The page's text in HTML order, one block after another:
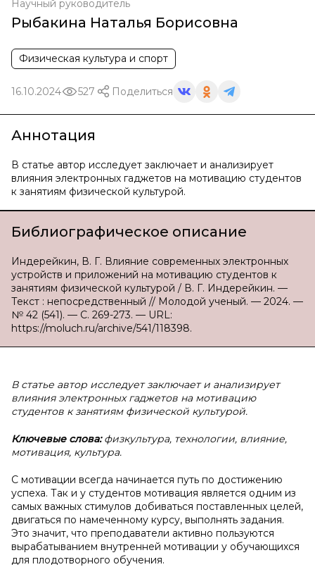
Научный руководитель
Рыбакина Наталья Борисовна
Физическая культура и спорт
16.10.2024 527 Поделиться
Аннотация
В статье автор исследует заключает и анализирует
влияния электронных гаджетов на мотивацию студентов
к занятиям физической культурой.
Библиографическое описание
Индерейкин, В. Г. Влияние современных электронных
устройств и приложений на мотивацию студентов к
занятиям физической культурой / В. Г. Индерейкин. —
Текст : непосредственный // Молодой ученый. — 2024. —
№ 42 (541). — С. 269-273. — URL:
https://moluch.ru/archive/541/118398.
В статье автор исследует заключает и анализирует
влияния электронных гаджетов на мотивацию
студентов к занятиям физической культурой.
Ключевые слова:физкультура, технологии, влияние,
мотивация, культура.
С мотивации всегда начинается путь по достижению
успеха. Так и у студентов мотивация является одним из
самых важных стимулов добиваться поставленных целей,
двигаться по намеченному курсу, выполнять задания.
Это значит, что преподаватели активно пользуются
вырабатыванием внутренней мотивации у обучающихся
для плодотворного обучения.